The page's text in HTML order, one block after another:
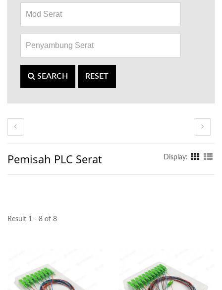
SEARCH RESET
Pemisah PLC Serat Display:
Result 1 - 8 of 8